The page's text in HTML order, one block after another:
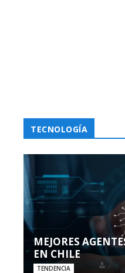
TECNOLOGÍA
MEJORES
EN CHILE
TENDENCIA